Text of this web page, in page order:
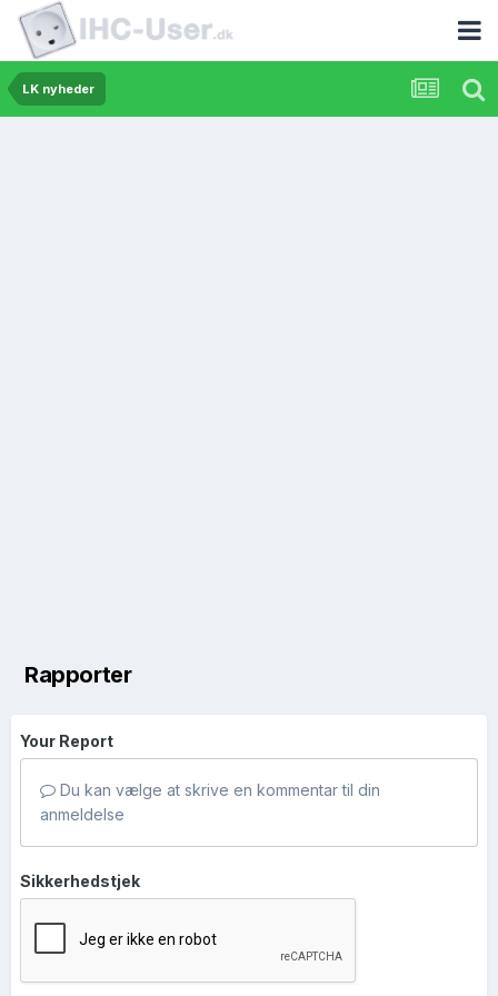
LK nyheder
Rapporter
Your Report
Du kan vælge at skrive en kommentar til din
anmeldelse
Sikkerhedstjek